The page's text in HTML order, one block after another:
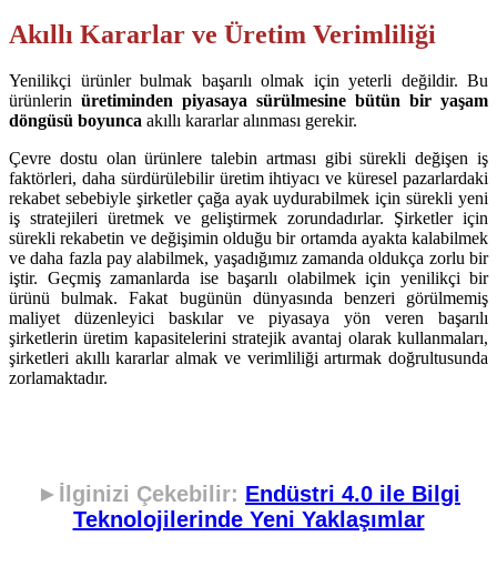
Akıllı Kararlar ve Üretim Verimliliği
Yenilikçi ürünler bulmak başarılı olmak için yeterli değildir. Bu
ürünlerin üretiminden piyasaya sürülmesine bütün bir yaşam
döngüsü boyunca akıllı kararlar alınması gerekir.
Çevre dostu olan ürünlere talebin artması gibi sürekli değişen iş
faktörleri, daha sürdürülebilir üretim ihtiyacı ve küresel pazarlardaki
rekabet sebebiyle şirketler çağa ayak uydurabilmek için sürekli yeni
iş stratejileri üretmek ve geliştirmek zorundadırlar. Şirketler için
sürekli rekabetin ve değişimin olduğu bir ortamda ayakta kalabilmek
ve daha fazla pay alabilmek, yaşadığımız zamanda oldukça zorlu bir
iştir. Geçmiş zamanlarda ise başarılı olabilmek için yenilikçi bir
ürünü bulmak. Fakat bugünün dünyasında benzeri görülmemiş
maliyet düzenleyici baskılar ve piyasaya yön veren başarılı
şirketlerin üretim kapasitelerini stratejik avantaj olarak kullanmaları,
şirketleri akıllı kararlar almak ve verimliliği artırmak doğrultusunda
zorlamaktadır.
►İlginizi Çekebilir: Endüstri 4.0 ile Bilgi
Teknolojilerinde Yeni Yaklaşımlar